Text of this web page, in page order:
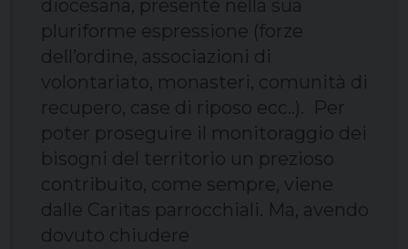
diocesana, presente nella sua
pluriforme espressione (forze
dell’ordine, associazioni di
volontariato, monasteri, comunità di
recupero, case di riposo ecc..). Per
poter proseguire il monitoraggio dei
bisogni del territorio un prezioso
contribuito, come sempre, viene
dalle Caritas parrocchiali. Ma, avendo
dovuto chiudere